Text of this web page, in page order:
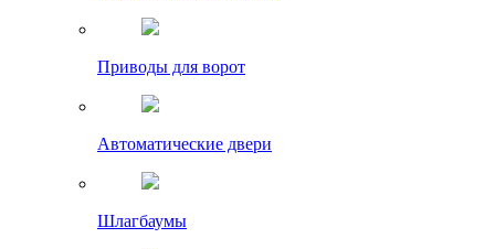
Приводы для ворот
Автоматические двери
Шлагбаумы